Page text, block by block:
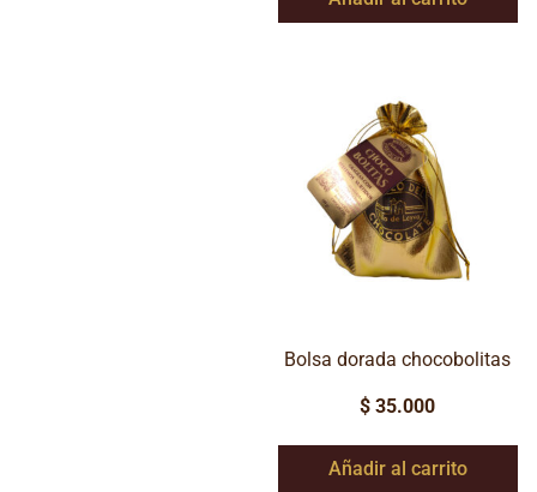
Bolsa dorada chocobolitas
$ 35.000
Añadir al carrito